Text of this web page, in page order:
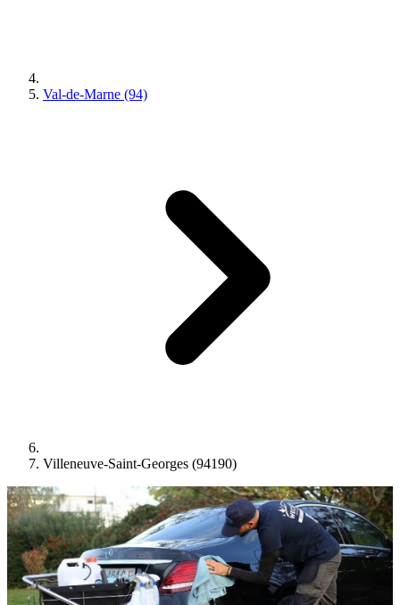
Val-de-Marne (94)
Villeneuve-Saint-Georges (94190)